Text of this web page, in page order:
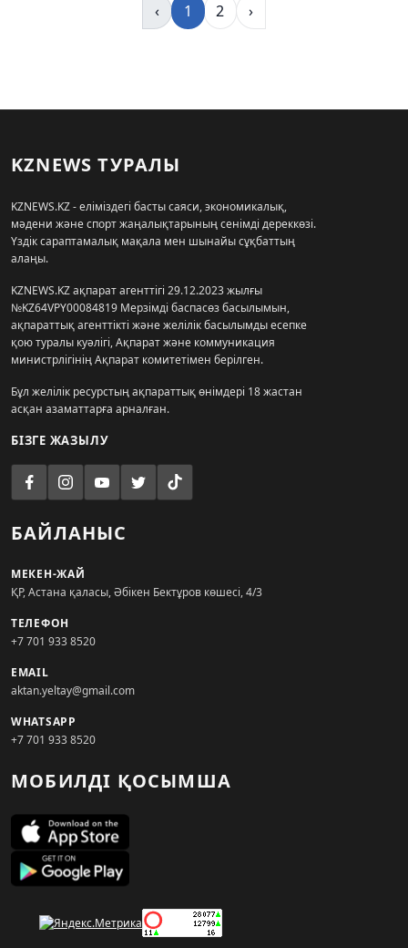
‹ 1 2 ›
KZNEWS ТУРАЛЫ
KZNEWS.KZ - еліміздегі басты саяси, экономикалық,
мәдени және спорт жаңалықтарының сенімді дереккөзі.
Үздік сараптамалық мақала мен шынайы сұқбаттың
алаңы.
KZNEWS.KZ ақпарат агенттігі 29.12.2023 жылғы
№KZ64VPY00084819 Мерзімді баспасөз басылымын,
ақпараттық агенттікті және желілік басылымды есепке
қою туралы куәлігі, Ақпарат және коммуникация
министрлігінің Ақпарат комитетімен берілген.
Бұл желілік ресурстың ақпараттық өнімдері 18 жастан
асқан азаматтарға арналған.
БІЗГЕ ЖАЗЫЛУ
БАЙЛАНЫС
МЕКЕН-ЖАЙ
ҚР, Астана қаласы, Әбікен Бектұров көшесі, 4/3
ТЕЛЕФОН
+7 701 933 8520
EMAIL
aktan.yeltay@gmail.com
WHATSAPP
+7 701 933 8520
МОБИЛДІ ҚОСЫМША